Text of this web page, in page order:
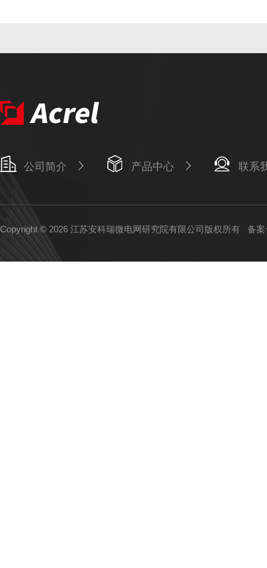
公司简介 产品中心 联系
Copyright © 2026 江苏安科瑞微电网研究院有限公司版权所有 备案